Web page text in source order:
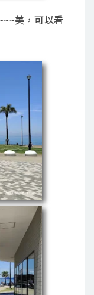
美，可以看